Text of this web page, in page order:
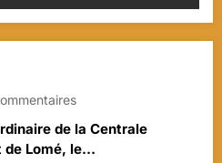
de la Centrale
de Lomé, le